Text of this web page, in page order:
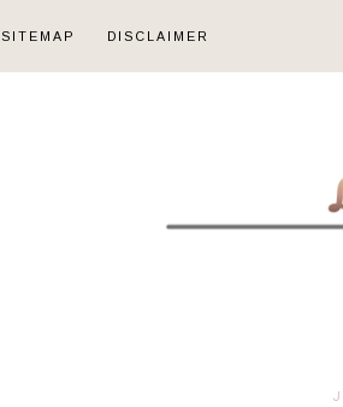
SITEMAP DISCLAIMER